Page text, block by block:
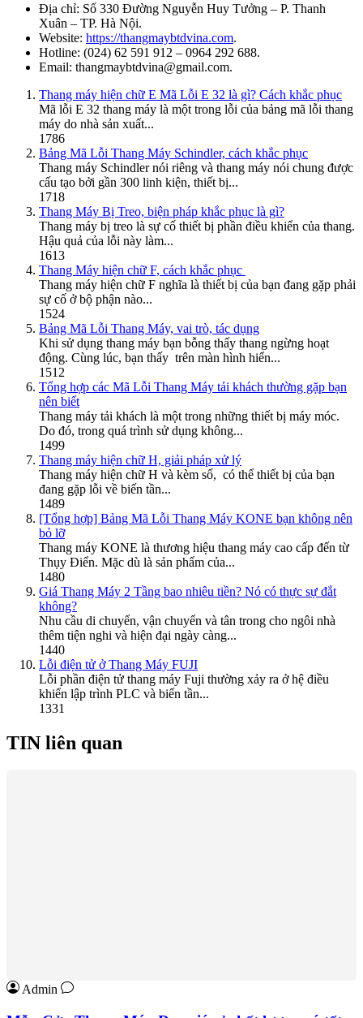
Địa chỉ: Số 330 Đường Nguyễn Huy Tưởng – P. Thanh
Xuân – TP. Hà Nội.
Website: https://thangmaybtdvina.com.
Hotline: (024) 62 591 912 – 0964 292 688.
Email: thangmaybtdvina@gmail.com.
Thang máy hiện chữ E Mã Lỗi E 32 là gì? Cách khắc phục
Mã lỗi E 32 thang máy là một trong lỗi của bảng mã lỗi thang
máy do nhà sản xuất...
1786
Bảng Mã Lỗi Thang Máy Schindler, cách khắc phục
Thang máy Schindler nói riêng và thang máy nói chung được
cấu tạo bởi gần 300 linh kiện, thiết bị...
1718
Thang Máy Bị Treo, biện pháp khắc phục là gì?
Thang máy bị treo là sự cố thiết bị phần điều khiển của thang.
Hậu quả của lỗi này làm...
1613
Thang Máy hiện chữ F, cách khắc phục
Thang máy hiện chữ F nghĩa là thiết bị của bạn đang gặp phải
sự cố ở bộ phận nào...
1524
Bảng Mã Lỗi Thang Máy, vai trò, tác dụng
Khi sử dụng thang máy bạn bỗng thấy thang ngừng hoạt
động. Cùng lúc, bạn thấy trên màn hình hiển...
1512
Tổng hợp các Mã Lỗi Thang Máy tải khách thường gặp bạn
nên biết
Thang máy tải khách là một trong những thiết bị máy móc.
Do đó, trong quá trình sử dụng không...
1499
Thang máy hiện chữ H, giải pháp xử lý
Thang máy hiện chữ H và kèm số, có thể thiết bị của bạn
đang gặp lỗi về biến tần...
1489
[Tổng hợp] Bảng Mã Lỗi Thang Máy KONE bạn không nên
bỏ lỡ
Thang máy KONE là thương hiệu thang máy cao cấp đến từ
Thụy Điển. Mặc dù là sản phẩm của...
1480
Giá Thang Máy 2 Tầng bao nhiêu tiền? Nó có thực sự đắt
không?
Nhu cầu di chuyển, vận chuyển và tân trong cho ngôi nhà
thêm tiện nghi và hiện đại ngày càng...
1440
Lỗi điện tử ở Thang Máy FUJI
Lỗi phần điện tử thang máy Fuji thường xảy ra ở hệ điều
khiển lập trình PLC và biến tần...
1331
TIN liên quan
Admin